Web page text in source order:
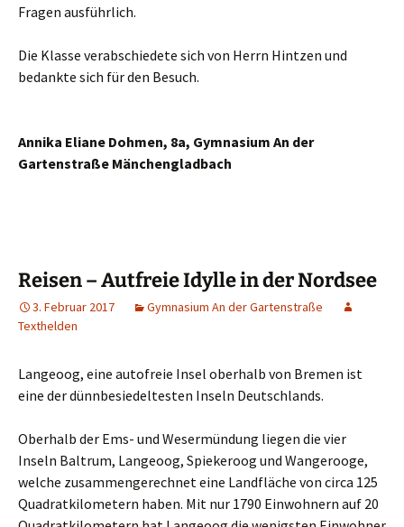
Fragen ausführlich.
Die Klasse verabschiedete sich von Herrn Hintzen und
bedankte sich für den Besuch.
Annika Eliane Dohmen, 8a, Gymnasium An der
Gartenstraße Mänchengladbach
Reisen – Autfreie Idylle in der Nordsee
3. Februar 2017
Gymnasium An der Gartenstraße
Texthelden
Langeoog, eine autofreie Insel oberhalb von Bremen ist
eine der dünnbesiedeltesten Inseln Deutschlands.
Oberhalb der Ems- und Wesermündung liegen die vier
Inseln Baltrum, Langeoog, Spiekeroog und Wangerooge,
welche zusammengerechnet eine Landfläche von circa 125
Quadratkilometern haben. Mit nur 1790 Einwohnern auf 20